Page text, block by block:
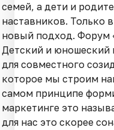
семей, а дети и
наставников. Только
новый подход. Форум
Детский и юношеский
для совместного
которое мы строим
самом принципе
маркетинге это
для нас это скорее